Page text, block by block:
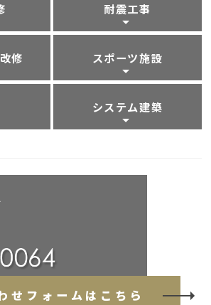
耐震工事
修 スポーツ施設
システム建築
せフォームはこちら